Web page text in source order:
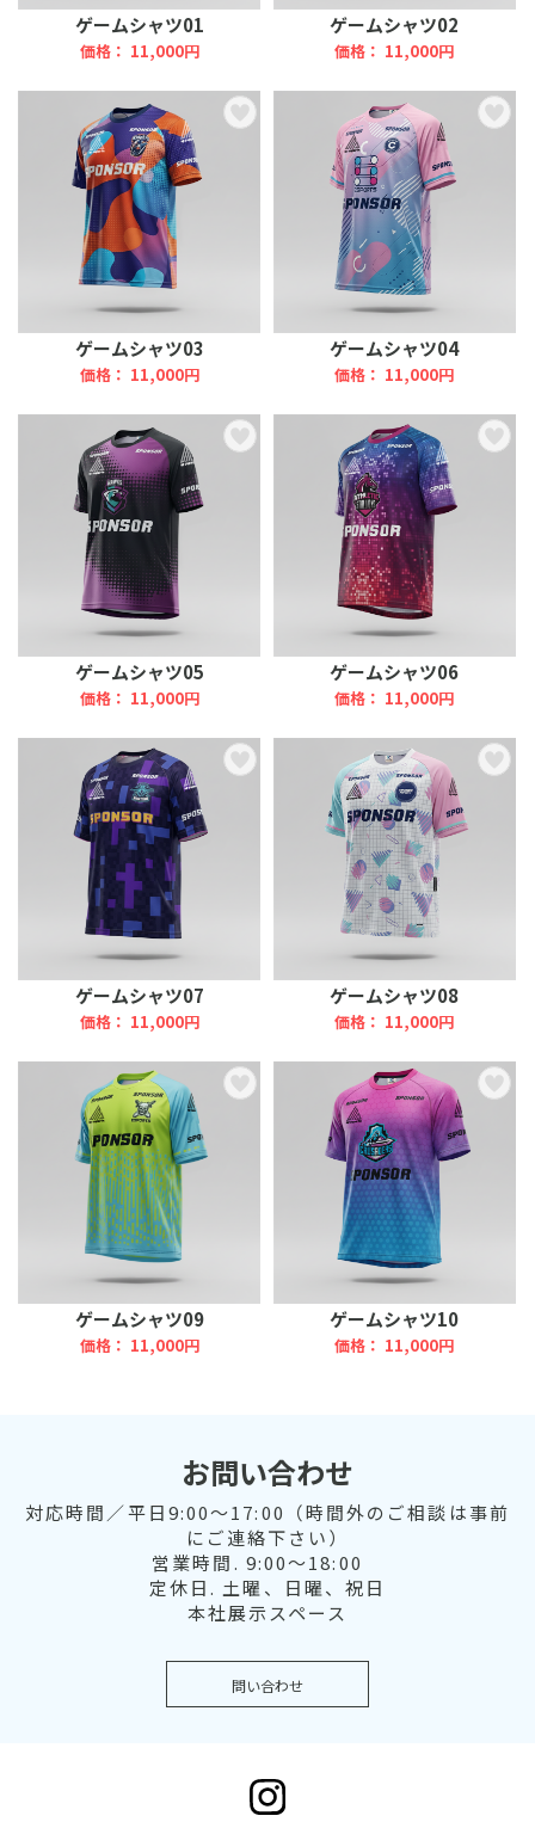
ゲームシャツ01
価格： 11,000円
ゲームシャツ02
価格： 11,000円
ゲームシャツ03
価格： 11,000円
ゲームシャツ04
価格： 11,000円
ゲームシャツ05
価格： 11,000円
ゲームシャツ06
価格： 11,000円
ゲームシャツ07
価格： 11,000円
ゲームシャツ08
価格： 11,000円
ゲームシャツ09
価格： 11,000円
ゲームシャツ10
価格： 11,000円
お問い合わせ
対応時間／平日9:00～17:00（時間外のご相談は事前
にご連絡下さい）
営業時間. 9:00～18:00
定休日. 土曜、日曜、祝日
本社展示スペース
問い合わせ